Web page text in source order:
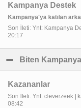
Kampanya Destek
Kampanya'ya katılan
Son İleti: Ynt: Kampanya
20:17
Biten
Kazananlar
Son İleti: Ynt: cleverzeek |
08:42